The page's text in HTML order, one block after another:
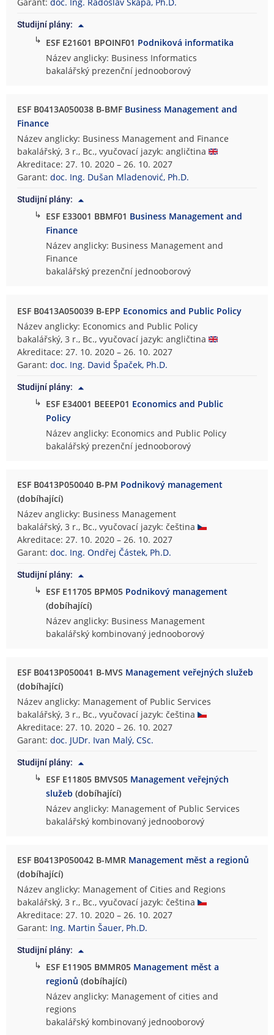
Garant:doc. Ing. Radoslav Škapa, Ph.D.
Studijní plány:
↳ ESF E21601 BPOINF01 Podniková informatika
Název anglicky: Business Informatics
bakalářský prezenční jednooborový
ESF B0413A050038 B-BMF Business Management and
Finance
Název anglicky: Business Management and Finance
bakalářský, 3 r., Bc., vyučovací jazyk: angličtina
Akreditace: 27. 10. 2020 – 26. 10. 2027
Garant:doc. Ing. Dušan Mladenović, Ph.D.
Studijní plány:
↳ ESF E33001 BBMF01 Business Management and
Finance
Název anglicky: Business Management and
Finance
bakalářský prezenční jednooborový
ESF B0413A050039 B-EPP Economics and Public Policy
Název anglicky: Economics and Public Policy
bakalářský, 3 r., Bc., vyučovací jazyk: angličtina
Akreditace: 27. 10. 2020 – 26. 10. 2027
Garant:doc. Ing. David Špaček, Ph.D.
Studijní plány:
↳ ESF E34001 BEEEP01 Economics and Public
Policy
Název anglicky: Economics and Public Policy
bakalářský prezenční jednooborový
ESF B0413P050040 B-PM Podnikový management
(dobíhající)
Název anglicky: Business Management
bakalářský, 3 r., Bc., vyučovací jazyk: čeština
Akreditace: 27. 10. 2020 – 26. 10. 2027
Garant:doc. Ing. Ondřej Částek, Ph.D.
Studijní plány:
↳ ESF E11705 BPM05 Podnikový management
(dobíhající)
Název anglicky: Business Management
bakalářský kombinovaný jednooborový
ESF B0413P050041 B-MVS Management veřejných služeb
(dobíhající)
Název anglicky: Management of Public Services
bakalářský, 3 r., Bc., vyučovací jazyk: čeština
Akreditace: 27. 10. 2020 – 26. 10. 2027
Garant:doc. JUDr. Ivan Malý, CSc.
Studijní plány:
↳ ESF E11805 BMVS05 Management veřejných
služeb (dobíhající)
Název anglicky: Management of Public Services
bakalářský kombinovaný jednooborový
ESF B0413P050042 B-MMR Management měst a regionů
(dobíhající)
Název anglicky: Management of Cities and Regions
bakalářský, 3 r., Bc., vyučovací jazyk: čeština
Akreditace: 27. 10. 2020 – 26. 10. 2027
Garant: Ing. Martin Šauer, Ph.D.
Studijní plány:
↳ ESF E11905 BMMR05 Management měst a
regionů (dobíhající)
Název anglicky: Management of cities and
regions
bakalářský kombinovaný jednooborový